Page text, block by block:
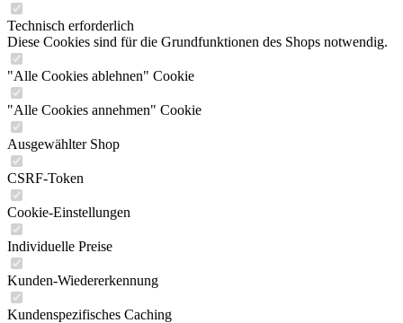
Technisch erforderlich
Diese Cookies sind für die Grundfunktionen des Shops notwendig.
"Alle Cookies ablehnen" Cookie
"Alle Cookies annehmen" Cookie
Ausgewählter Shop
CSRF-Token
Cookie-Einstellungen
Individuelle Preise
Kunden-Wiedererkennung
Kundenspezifisches Caching